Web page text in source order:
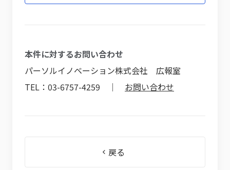
本件に対するお問い合わせ
パーソルイノベーション株式会社 広報室
TEL：03-6757-4259 ｜ お問い合わせ
戻る